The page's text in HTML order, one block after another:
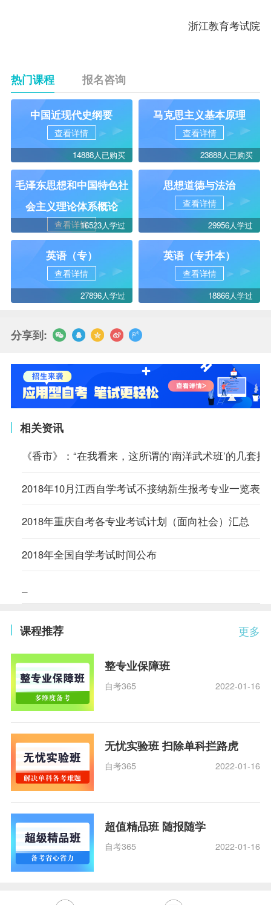
浙江教育考试院
热门课程 报名咨询
中国近现代史纲要
查看详情
14888人已购买
马克思主义基本原理
查看详情
23888人已购买
毛泽东思想和中国特色社
会主义理论体系概论
查看详情16523人学过
思想道德与法治
查看详情
29956人学过
英语（专）
查看详情
27896人学过
英语（专升本）
查看详情
18866人学过
分享到:
相关资讯
《香市》：“在我看来，这所谓的‘南洋武术班’的几套
2018年10月江西自学考试不接纳新生报考专业一览表
2018年重庆自考各专业考试计划（面向社会）汇总
2018年全国自学考试时间公布
更多
课程推荐
整专业保障班
自考365 2022-01-16
无忧实验班 扫除单科拦路虎
自考365 2022-01-16
超值精品班 随报随学
自考365 2022-01-16